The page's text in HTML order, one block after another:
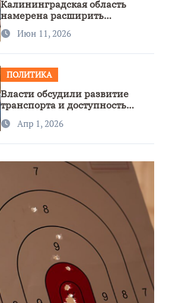
Калининградская область
намерена расширить
сотрудничество с Узбекистаном
Июн 11, 2026
ПОЛИТИКА
Власти обсудили развитие
транспорта и доступность
региона
Апр 1, 2026